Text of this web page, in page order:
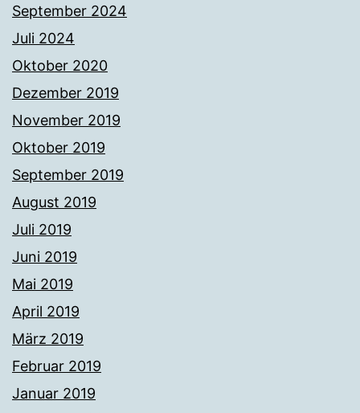
September 2024
Juli 2024
Oktober 2020
Dezember 2019
November 2019
Oktober 2019
September 2019
August 2019
Juli 2019
Juni 2019
Mai 2019
April 2019
März 2019
Februar 2019
Januar 2019